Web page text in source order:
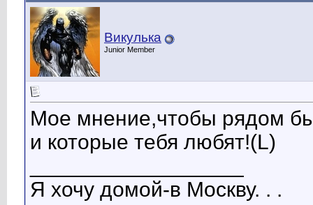
Викулька
Junior Member
Мое мнение,чтобы рядом
и которые тебя любят!(L)
Я хочу домой-в Москву. . .